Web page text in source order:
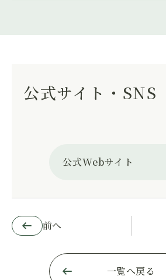
公式サイト・SNS
公式Webサイト
前へ
一覧へ戻る